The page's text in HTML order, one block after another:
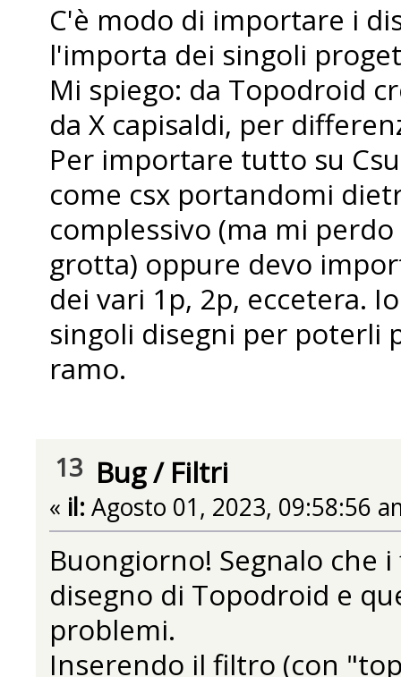
C'è modo di importare i
l'importa dei singoli
Mi spiego: da Topodroid
da X capisaldi, per
Per importare tutto su
come csx portandomi
complessivo (ma mi
grotta) oppure devo
dei vari 1p, 2p, eccetera.
singoli disegni per poterli
ramo.
13 Bug/ Filtri
« il: Agosto 01, 2023, 09:58:56
Buongiorno! Segnalo
disegno di Topodroid e
problemi.
Inserendo il filtro (con